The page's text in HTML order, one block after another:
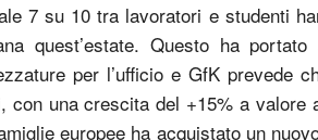
7 su 10 tra lavoratori e studenti
quest’estate. Questo ha
per l’ufficio e GfK prevede
con una crescita del +15% a valore
europee ha acquistato un